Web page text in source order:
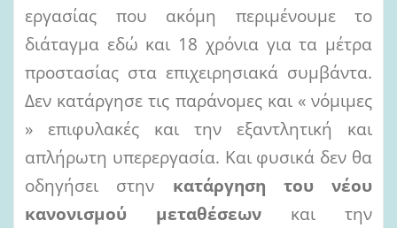
εργασίας που ακόμη περιμένουμε το
διάταγμα εδώ και 18 χρόνια για τα μέτρα
προστασίας στα επιχειρησιακά συμβάντα.
Δεν κατάργησε τις παράνομες και « νόμιμες
» επιφυλακές και την εξαντλητική και
απλήρωτη υπερεργασία. Και φυσικά δεν θα
οδηγήσει στην κατάργηση του νέου
κανονισμού μεταθέσεων και την